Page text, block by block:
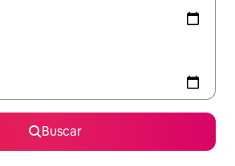
Buscar